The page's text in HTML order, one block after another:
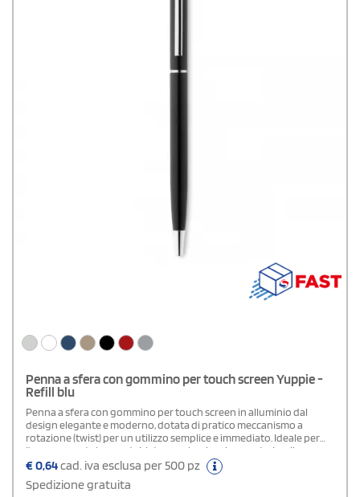
Penna a sfera con gommino per touch screen Yuppie -
Refill blu
Penna a sfera con gommino per touch screen in alluminio dal
design elegante e moderno, dotata di pratico meccanismo a
rotazione (twist) per un utilizzo semplice e immediato. Ideale per
l’uso su smartphone e tablet senza lasciare impronte. La clip con
cromatura lucida aggiunge un tocco raffinato e professionale.
Fornita con refill a inchiostro blu, è perfetta come gadget
aziendale di qualità e stile.Area di stampa: 4,0x0,5 cm
€0,64cad. iva esclusa per 500 pz
Spedizione gratuita